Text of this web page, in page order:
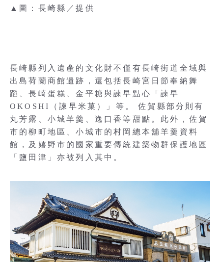
▲圖：長崎縣／提供
長崎縣列入遺產的文化財不僅有長崎街道全域與
出島荷蘭商館遺跡，還包括長崎宮日節奉納舞
蹈、長崎蛋糕、金平糖與諫早點心「諫早
OKOSHI（諫早米菓）」等。 佐賀縣部分則有
丸芳露、小城羊羹、逸口香等甜點。此外，佐賀
市的柳町地區、小城市的村岡總本舖羊羹資料
館，及嬉野市的國家重要傳統建築物群保護地區
「鹽田津」亦被列入其中。